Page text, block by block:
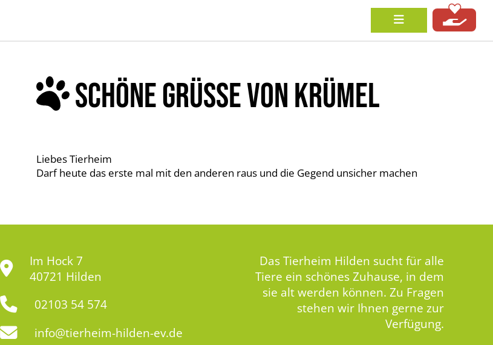
SCHÖNE GRÜSSE VON KRÜMEL
Liebes Tierheim
Darf heute das erste mal mit den anderen raus und die Gegend unsicher machen
Im Hock 7
40721 Hilden
02103 54 574
info@tierheim-hilden-ev.de
Das Tierheim Hilden sucht für alle
Tiere ein schönes Zuhause, in dem
sie alt werden können. Zu Fragen
stehen wir Ihnen gerne zur
Verfügung.